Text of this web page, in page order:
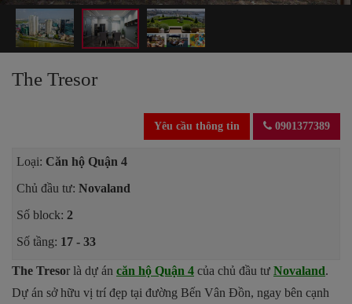
The Tresor
Yêu cầu thông tin 0901377389
Loại: Căn hộ Quận 4
Chủ đầu tư: Novaland
Số block: 2
Số tầng: 17 - 33
The Tresor là dự án căn hộ Quận 4 của chủ đầu tư Novaland.
Dự án sở hữu vị trí đẹp tại đường Bến Vân Đồn, ngay bên cạnh